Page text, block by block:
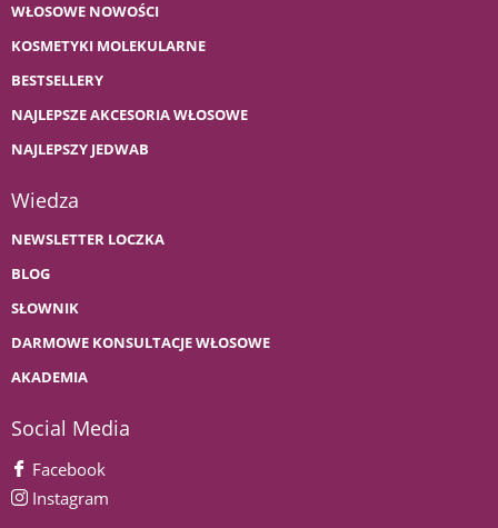
WŁOSOWE NOWOŚCI
KOSMETYKI MOLEKULARNE
BESTSELLERY
NAJLEPSZE AKCESORIA WŁOSOWE
NAJLEPSZY JEDWAB
Wiedza
NEWSLETTER LOCZKA
BLOG
SŁOWNIK
DARMOWE KONSULTACJE WŁOSOWE
AKADEMIA
Social Media
Facebook
Instagram